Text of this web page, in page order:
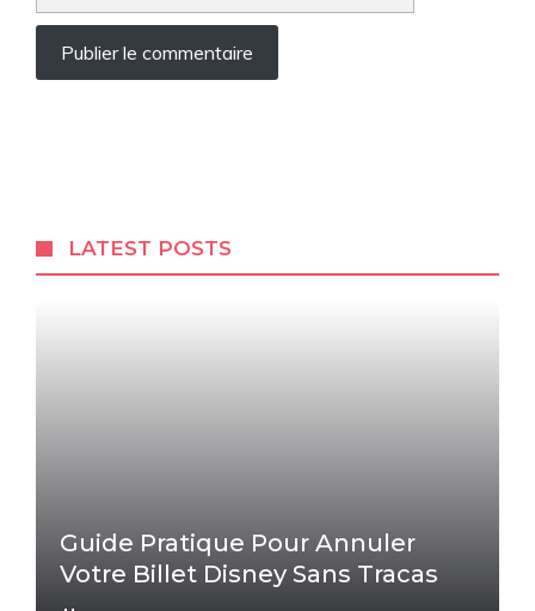
LATEST POSTS
Guide Pratique Pour Annuler
Votre Billet Disney Sans Tracas